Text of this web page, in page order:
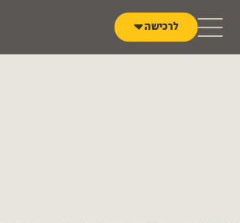
לרכישה